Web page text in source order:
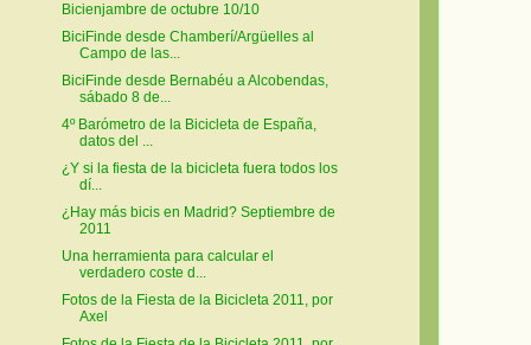
Bicienjambre de octubre 10/10
BiciFinde desde Chamberí/Argüelles al
Campo de las...
BiciFinde desde Bernabéu a Alcobendas,
sábado 8 de...
4º Barómetro de la Bicicleta de España,
datos del ...
¿Y si la fiesta de la bicicleta fuera todos los
dí...
¿Hay más bicis en Madrid? Septiembre de
2011
Una herramienta para calcular el
verdadero coste d...
Fotos de la Fiesta de la Bicicleta 2011, por
Axel